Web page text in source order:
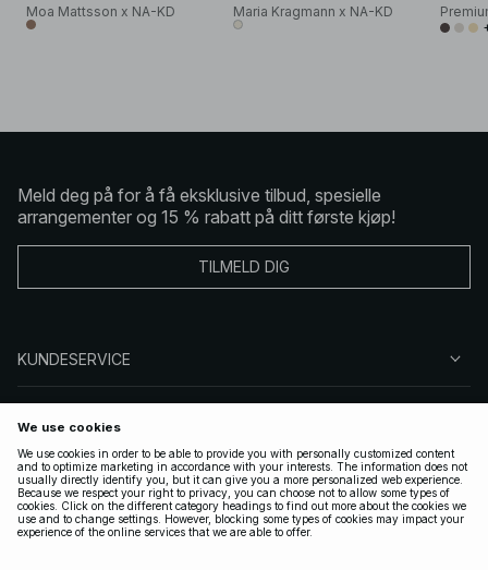
Moa Mattsson x NA-KD
Maria Kragmann x NA-KD
Meld deg på for å få eksklusive tilbud, spesielle
arrangementer og 15 % rabatt på ditt første kjøp!
TILMELD DIG
KUNDESERVICE
FØLG OSS
LOVLIG